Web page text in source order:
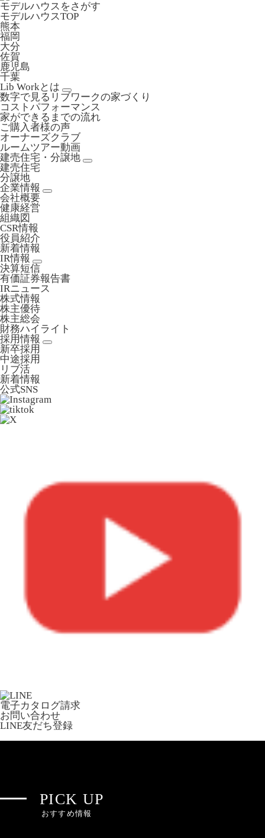
モデルハウスをさがす
モデルハウスTOP
熊本
福岡
大分
佐賀
鹿児島
千葉
Lib Workとは
数字で見るリブワークの家づくり
コストパフォーマンス
家ができるまでの流れ
ご購入者様の声
オーナーズクラブ
ルームツアー動画
建売住宅・分譲地
建売住宅
分譲地
企業情報
会社概要
健康経営
組織図
CSR情報
役員紹介
新着情報
IR情報
決算短信
有価証券報告書
IRニュース
株式情報
株主優待
株主総会
財務ハイライト
採用情報
新卒採用
中途採用
リブ活
新着情報
公式SNS
電子カタログ請求
お問い合わせ
LINE友だち登録
PICK UP
おすすめ情報